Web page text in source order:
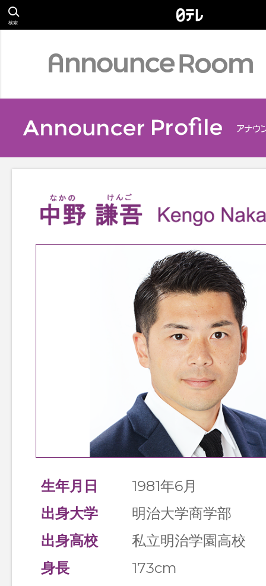
検索
Profile
アナウンサー
Relay Essay
リレーエッセイ
TOP
TOPページ
生年月日
1981年6月
出身大学
明治大学商学部
出身高校
私立明治学園高校
身長
173cm